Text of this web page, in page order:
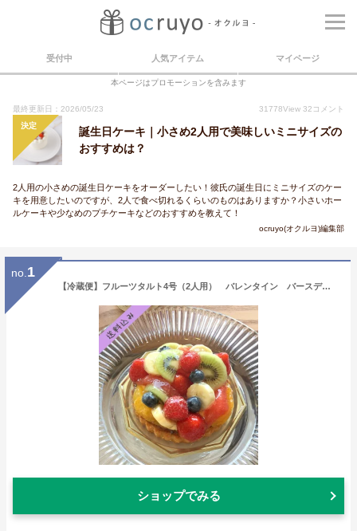
受付中 人気アイテム マイページ
本ページはプロモーションを含みます
最終更新日：2026/05/23 31778View 32 コメント
決定
誕生日ケーキ｜小さめ2人用で美味しいミニサイズの
おすすめは？
2人用の小さめの誕生日ケーキをオーダーしたい！彼氏の誕生日にミニサイズのケー
キを用意したいのですが、2人で食べ切れるくらいのものはありますか？小さいホー
ルケーキや少なめのプチケーキなどのおすすめを教えて！
ocruyo(オクルヨ)編集部
no. 1
【冷蔵便】フルーツタルト4号（2人用） バレンタイン バースデーケーキ 誕生日ケーキ フルーツタルト フルーツケーキ ウエディングケーキ スイーツ お取り寄せ 通販 お中元 大人 子供
ショップでみる